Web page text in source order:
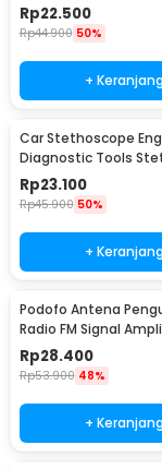
Motor - TP266
Rp22.500
Rp44.900 50%
+
Car Stethoscope
Diagnostic Tools
Mesin Mobil - W80582
Rp23.100
Rp45.900 50%
+
Podofo Antena
Radio FM Signal
Mobil - ANT-208
Rp28.400
Rp53.900 48%
+